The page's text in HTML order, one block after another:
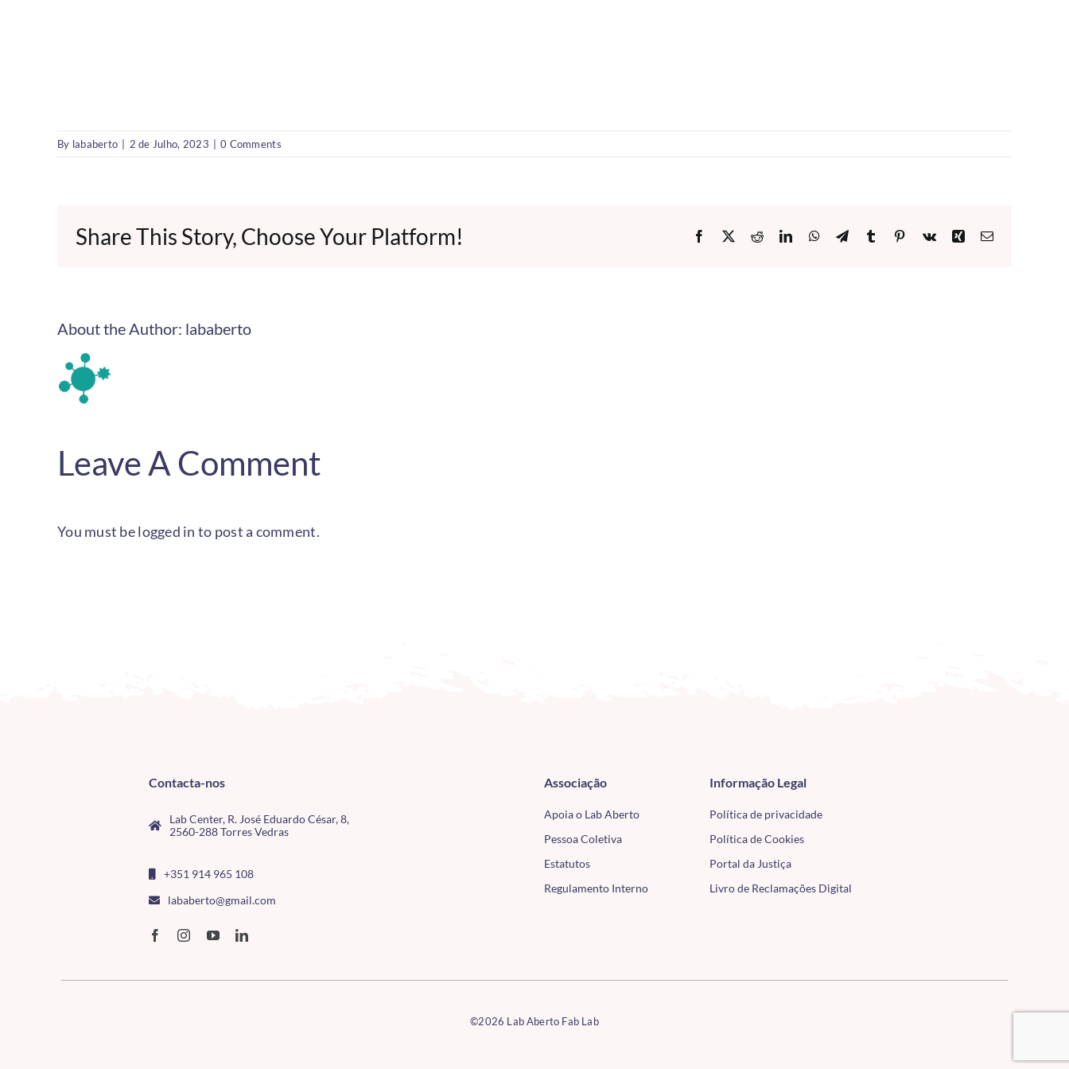
By lababerto 2 de Julho, 2023 0 Comments
Share This Story, Choose Your Platform! Facebook
X RedditLinkedInWhatsApp
TelegramTumblr Pinterest
Vk XingEmail
About the Author: lababerto
Leave A Comment
You must belogged in to post a comment.
Contacta-nos
Lab Center, R. José Eduardo César, 8,
2560-288 Torres Vedras
+351 914 965 108
lababerto@gmail.com
Associação
Apoia o Lab Aberto
Pessoa Coletiva
Estatutos
Regulamento Interno
Informação Legal
Política de privacidade
Política de Cookies
Portal da Justiça
Livro de Reclamações Digital
©2026 Lab Aberto Fab Lab